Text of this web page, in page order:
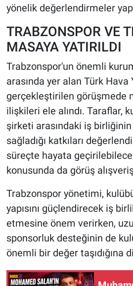
yönelik değerlendirmeler
TRABZONSPOR VE
MASAYA YATIRILDI
Trabzonspor'un önemli
arasında yer alan Türk Hava
gerçekleştirilen görüşmede
ilişkileri ele alındı. Taraflar,
şirketi arasındaki iş
sağladığı katkıları
süreçte hayata
konusunda da görüş
Trabzonspor yönetimi,
yapısını güçlendirecek iş
etmesine önem verirken,
sponsorluk desteğinin de
önemli bir değer taşıdığına